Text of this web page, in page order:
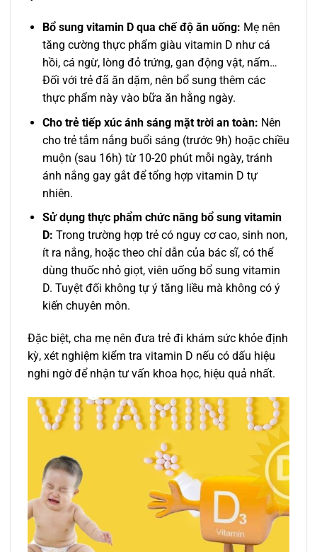
Bổ sung vitamin D qua chế độ ăn uống: Mẹ nên
tăng cường thực phẩm giàu vitamin D như cá
hồi, cá ngừ, lòng đỏ trứng, gan động vật, nấm…
Đối với trẻ đã ăn dặm, nên bổ sung thêm các
thực phẩm này vào bữa ăn hằng ngày.
Cho trẻ tiếp xúc ánh sáng mặt trời an toàn: Nên
cho trẻ tắm nắng buổi sáng (trước 9h) hoặc chiều
muộn (sau 16h) từ 10-20 phút mỗi ngày, tránh
ánh nắng gay gắt để tổng hợp vitamin D tự
nhiên.
Sử dụng thực phẩm chức năng bổ sung vitamin
D: Trong trường hợp trẻ có nguy cơ cao, sinh non,
ít ra nắng, hoặc theo chỉ dẫn của bác sĩ, có thể
dùng thuốc nhỏ giọt, viên uống bổ sung vitamin
D. Tuyệt đối không tự ý tăng liều mà không có ý
kiến chuyên môn.
Đặc biệt, cha mẹ nên đưa trẻ đi khám sức khỏe định
kỳ, xét nghiệm kiểm tra vitamin D nếu có dấu hiệu
nghi ngờ để nhận tư vấn khoa học, hiệu quả nhất.